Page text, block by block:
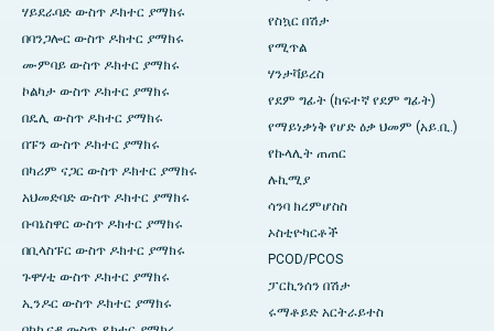
ሃይደራባድ ውስጥ ዶክተር ያማክሩ
በባንጋሎር ውስጥ ዶክተር ያማክሩ
ሙምባይ ውስጥ ዶክተር ያማክሩ
ኮልካታ ውስጥ ዶክተር ያማክሩ
በዴሊ ውስጥ ዶክተር ያማክሩ
በፑን ውስጥ ዶክተር ያማክሩ
በካሪም ናጋር ውስጥ ዶክተር ያማክሩ
አህመድባድ ውስጥ ዶክተር ያማክሩ
ቡባኔስዋር ውስጥ ዶክተር ያማክሩ
በቢላስፑር ውስጥ ዶክተር ያማክሩ
ጉዋሃቲ ውስጥ ዶክተር ያማክሩ
ኢንዶር ውስጥ ዶክተር ያማክሩ
የስኳር በሽታ
የሚጥል
ሃንታቫይረስ
የደም ግፊት (ከፍተኛ የደም ግፊት)
የማይነቃነቅ የሆድ ዕቃ ህመም (አይ.ቢ.)
የኩላሊት ጠጠር
ሉኪሚያ
ሳንባ ክረምሆስስ
ኦስቲዮካርቶች
PCOD/PCOS
ፓርኪንሰን በሽታ
ሩማቶይድ አርትራይተስ